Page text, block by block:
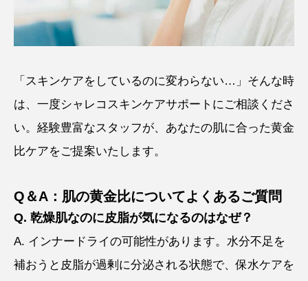
「スキンケアをしているのに変わらない…」そんな時
は、一度シャレコスキンケアサポートにご相談くださ
い。経験豊富なスタッフが、あなたの肌に合った黄金
比ケアをご提案いたします。
Q＆A：肌の黄金比についてよくあるご質問
Q. 乾燥肌なのに皮脂が気になるのはなぜ？
A. インナードライの可能性があります。水分不足を
補おうと皮脂が過剰に分泌される状態で、保水ケアを